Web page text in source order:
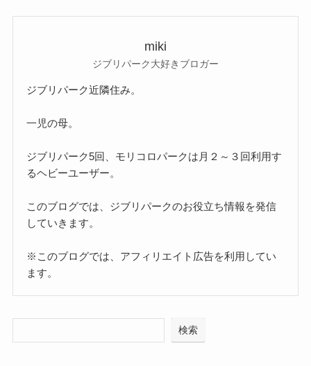
miki
ジブリパーク大好きブロガー
ジブリパーク近隣住み。
一児の母。
ジブリパーク5回、モリコロパークは月２～３回利用す
るヘビーユーザー。
このブログでは、ジブリパークのお役立ち情報を発信
していきます。
※このブログでは、アフィリエイト広告を利用してい
ます。
検索